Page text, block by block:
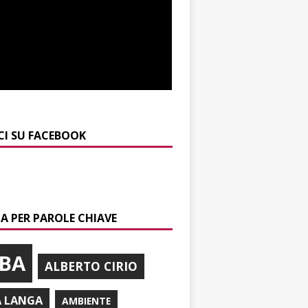
SU FACEBOOK
PER PAROLE CHIAVE
ALBERTO CIRIO
LANGA AMBIENTE